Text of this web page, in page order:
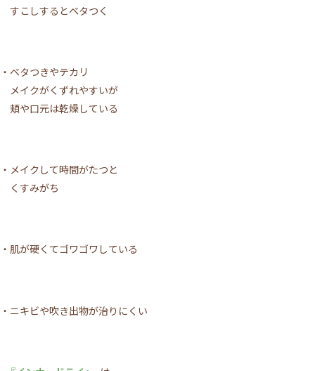
すこしするとベタつく
・ベタつきやテカリ
メイクがくずれやすいが
頬や口元は乾燥している
・メイクして時間がたつと
くすみがち
・肌が硬くてゴワゴワしている
・ニキビや吹き出物が治りにくい